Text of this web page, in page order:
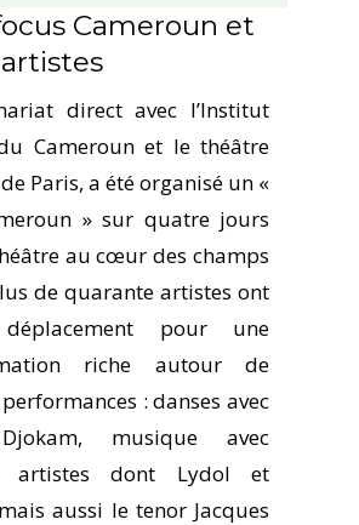
Cameroun et
direct avec l’Institut
Camerounet le théâtre
Paris, a été organisé un «
» sur quatre jours
au cœur des champs
de quarante artistes ont
pour une
riche autour de
: danses avec
musique avec
artistes dont Lydol et
aussi le tenor Jacques